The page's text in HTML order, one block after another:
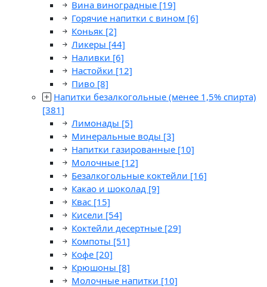
Вина виноградные [19]
Горячие напитки с вином [6]
Коньяк [2]
Ликеры [44]
Наливки [6]
Настойки [12]
Пиво [8]
Напитки безалкогольные (менее 1,5% спирта)
[381]
Лимонады [5]
Минеральные воды [3]
Напитки газированные [10]
Молочные [12]
Безалкогольные коктейли [16]
Какао и шоколад [9]
Квас [15]
Кисели [54]
Коктейли десертные [29]
Компоты [51]
Кофе [20]
Крюшоны [8]
Молочные напитки [10]